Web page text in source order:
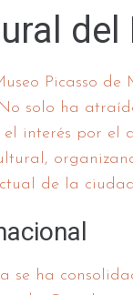
del
Picasso
solo ha
interés por el
de la
se ha